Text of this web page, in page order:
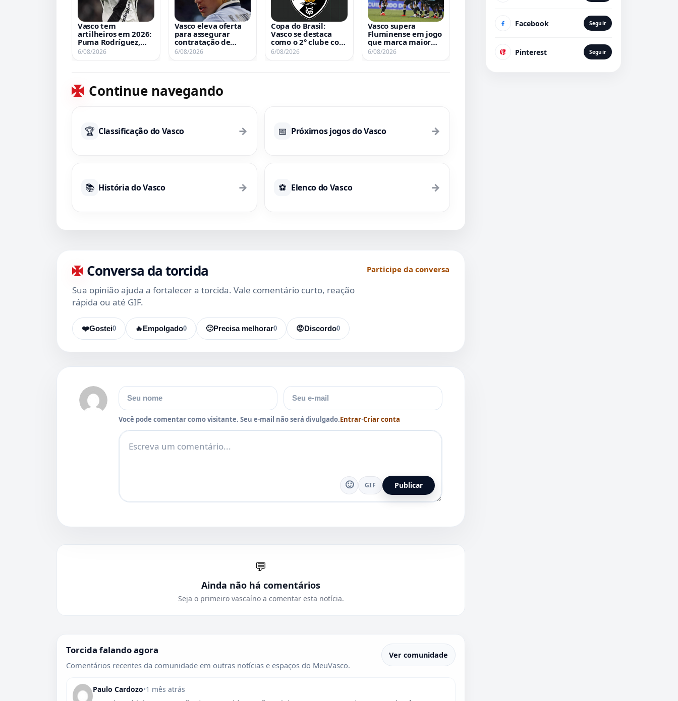
Vasco tem
artilheiros em 2026:
Puma Rodríguez,
Thiago Mendes e
6/08/2026
Vasco eleva oferta
para assegurar
contratação de
Brian Rodríguez
6/08/2026
Copa do Brasil:
Vasco se destaca
como o 2° clube com
mais vitórias fora de
6/08/2026
Vasco supera
Fluminense em jogo
que marca maior
público da Copa do
6/08/2026
Continue navegando
🏆 Classificação do Vasco → 📅 Próximos jogos do Vasco →
📚 História do Vasco → ⚽ Elenco do Vasco →
Conversa da torcida
Sua opinião ajuda a fortalecer a torcida. Vale comentário curto, reação
rápida ou até GIF.
Participe da conversa
❤️ 0
Gostei 🔥 0
Empolgado 🙂 0
Precisa melhorar 😡 0
Discordo
Nome E-mail
Você pode comentar como visitante. Seu e-mail não será divulgado.Entrar·Criar conta
Comentário
🙂 GIF Publicar
💬
Ainda não há comentários
Seja o primeiro vascaíno a comentar esta notícia.
Torcida falando agora
Comentários recentes da comunidade em outras notícias e espaços do MeuVasco.
Ver comunidade
Paulo Cardozo•1 mês atrás
Facebook Seguir
Pinterest Seguir